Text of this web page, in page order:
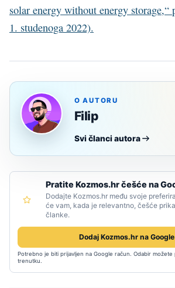
solar energy without energy storage,“
1. studenoga 2022).
O AUTORU
Filip
Svi članci autora
Pratite Kozmos.hr češće na
Dodajte Kozmos.hr među svoje
će vam, kada je relevantno, češće
članke.
Dodaj Kozmos.hr na Google
Potrebno je biti prijavljen na Google račun. Odabir
trenutku.